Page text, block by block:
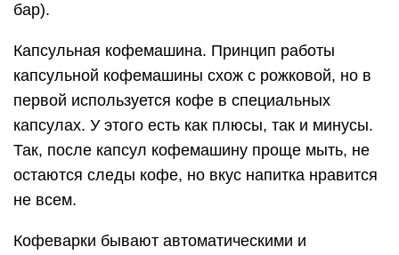
бар).
Капсульная кофемашина. Принцип работы
капсульной кофемашины схож с рожковой, но в
первой используется кофе в специальных
капсулах. У этого есть как плюсы, так и минусы.
Так, после капсул кофемашину проще мыть, не
остаются следы кофе, но вкус напитка нравится
не всем.
Кофеварки бывают автоматическими и